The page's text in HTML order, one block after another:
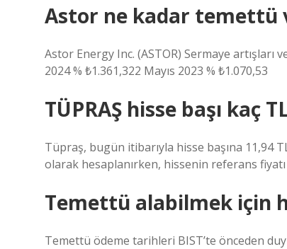
Astor ne kadar temettü
Astor Energy Inc. (ASTOR) Sermaye
2024 % ₺1.361,322 Mayıs 2023 % ₺1.070,53
TÜPRAŞ hisse başı kaç
Tüpraş, bugün itibarıyla hisse başına 11,94
olarak hesaplanırken, hissenin referans
Temettü alabilmek için
Temettü ödeme tarihleri ​​BIST’te önceden